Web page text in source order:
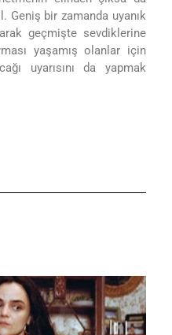
Geniş bir zamanda uyanık
geçmişte sevdiklerine
yaşamış olanlar için
uyarısını da yapmak